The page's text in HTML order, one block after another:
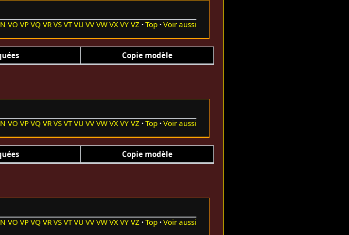
VO VP VQ VR VS VT VU VV VW VX VY VZ Top Voir aussi
Copie modèle
VO VP VQ VR VS VT VU VV VW VX VY VZ Top Voir aussi
Copie modèle
VO VP VQ VR VS VT VU VV VW VX VY VZ Top Voir aussi